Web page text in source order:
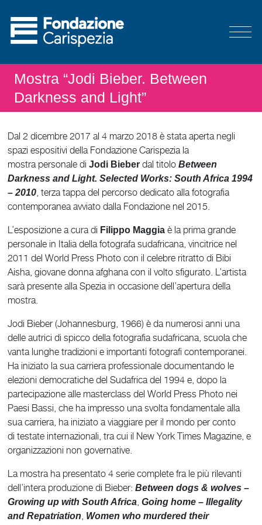
Mostra “Jodi Bieber. Between
Darkness and Light”
Dal 2 dicembre 2017 al 4 marzo 2018 è stata aperta negli
spazi espositivi della Fondazione Carispezia la
mostra personale diJodi Bieber dal titoloBetween
Darkness and Light. Selected Works: South Africa 1994
– 2010, terza tappa del percorso dedicato alla fotografia
contemporanea avviato dalla Fondazione nel 2015.
L’esposizione a cura di Filippo Maggia è la prima grande
personale in Italia della fotografa sudafricana, vincitrice nel
2011 del World Press Photo con il celebre ritratto di Bibi
Aisha, giovane donna afghana con il volto sfigurato. L’artista
sarà presente alla Spezia in occasione dell’apertura della
mostra.
Jodi Bieber (Johannesburg, 1966) è da numerosi anni una
delle autrici di spicco della fotografia sudafricana, scuola che
vanta lunghe tradizioni e importanti fotografi contemporanei.
Ha iniziato la sua carriera professionale documentando le
elezioni democratiche del Sudafrica del 1994 e, dopo la
partecipazione alle masterclass del World Press Photo nei
Paesi Bassi, che ha impresso una svolta fondamentale alla
sua carriera, ha iniziato a viaggiare per il mondo per conto
di testate internazionali, tra cui il New York Times Magazine, e
organizzazioni non governative.
La mostra ha presentato 4 serie complete fra le più rilevanti
dell’intera produzione di Bieber:Between dogs & wolves –
Growing up with South Africa,Going home – Illegality
and Repatriation, Women who murdered their